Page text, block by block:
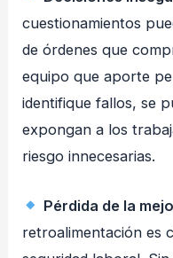
cuestionamientos
de órdenes que
equipo que aporte
identifique fallos, se
expongan a los
riesgo innecesarias.
Pérdida de la
retroalimentación es